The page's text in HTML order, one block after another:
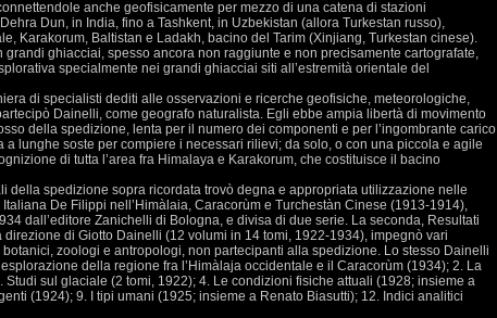
anche geofisicamente per mezzo di una catena di stazioni
Dun, in India, fino a Tashkent, in Uzbekistan (allora Turkestan russo),
Karakorum, Baltistan e Ladakh, bacino del Tarim (Xinjiang, Turkestan cinese).
grandi ghiacciai, spesso ancora non raggiunte e non precisamente cartografate,
specialmente nei grandi ghiacciai siti all’estremità orientale del
di specialisti dediti alle osservazioni e ricerche geofisiche, meteorologiche,
Dainelli, come geografo naturalista. Egli ebbe ampia libertà di movimento
della spedizione, lenta per il numero dei componenti e per l’ingombrante carico
a lunghe soste per compiere i necessari rilievi; da solo, o con una piccola e agile
di tutta l’area fra Himalaya e Karakorum, che costituisce il bacino
della spedizione sopra ricordata trovò degna e appropriata utilizzazione nelle
De Filippi nell’Himàlaia, Caracorùm e Turchestàn Cinese (1913-1914),
dall’editore Zanichelli di Bologna, e divisa di due serie. La seconda, Resultati
di Giotto Dainelli (12 volumi in 14 tomi, 1922-1934), impegnò vari
zoologi e antropologi, non partecipanti alla spedizione. Lo stesso Dainelli
della regione fra l’Himàlaja occidentale e il Caracorùm (1934); 2. La
sul glaciale (2 tomi, 1922); 4. Le condizioni fisiche attuali (1928; insieme a
(1924); 9. I tipi umani (1925; insieme a Renato Biasutti); 12. Indici analitici